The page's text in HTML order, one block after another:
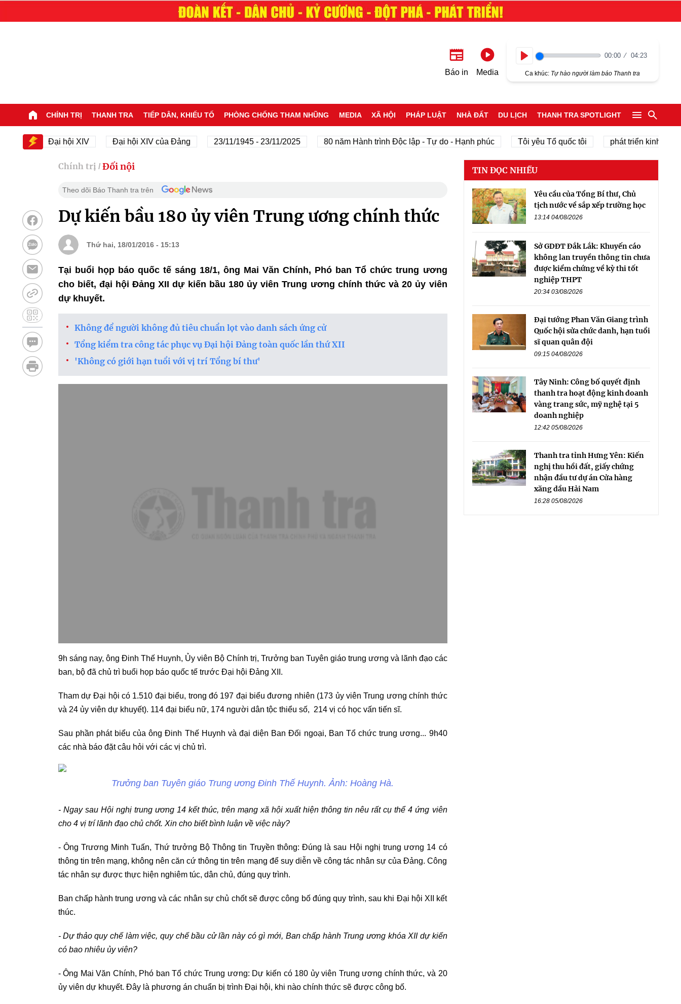
Báo in Media
00:00 04:23
Ca khúc: Tự hào người làm báo Thanh tra
CHÍNH TRỊ THANH TRA TIẾP DÂN, KHIẾU TỐ PHÒNG CHỐNG THAM NHŨNG MEDIA XÃ HỘI PHÁP LUẬT NHÀ ĐẤT DU LỊCH THANH TRA SPOTLIGHT
Đại hội XIV Đại hội XIV của Đảng 23/11/1945 - 23/11/2025 80 năm Hành trình Độc lập - Tự do - Hạnh phúc Tôi yêu Tổ quốc tôi phát triển kinh tế tư
Chính trị / Đối nội
Theo dõi Báo Thanh tra trên
Dự kiến bầu 180 ủy viên Trung ương chính thức
Thứ hai, 18/01/2016 - 15:13
Tại buổi họp báo quốc tế sáng 18/1, ông Mai Văn Chính, Phó ban Tổ chức trung ương
cho biết, đại hội Đảng XII dự kiến bầu 180 ủy viên Trung ương chính thức và 20 ủy viên
dự khuyết.
Không để người không đủ tiêu chuẩn lọt vào danh sách ứng cử
Tổng kiểm tra công tác phục vụ Đại hội Đảng toàn quốc lần thứ XII
'Không có giới hạn tuổi với vị trí Tổng bí thư'
9h sáng nay, ông Đinh Thế Huynh, Ủy viên Bộ Chính trị, Trưởng ban Tuyên giáo trung ương và lãnh đạo các
ban, bộ đã chủ trì buổi họp báo quốc tế trước Đại hội Đảng XII.
Tham dự Đại hội có 1.510 đại biểu, trong đó 197 đại biểu đương nhiên (173 ủy viên Trung ương chính thức
và 24 ủy viên dự khuyết). 114 đại biểu nữ, 174 người dân tộc thiểu số, 214 vị có học vấn tiến sĩ.
Sau phần phát biểu của ông Đinh Thế Huynh và đại diện Ban Đối ngoại, Ban Tổ chức trung ương... 9h40
các nhà báo đặt câu hỏi với các vị chủ trì.
Trưởng ban Tuyên giáo Trung ương Đinh Thế Huynh. Ảnh: Hoàng Hà.
- Ngay sau Hội nghị trung ương 14 kết thúc, trên mạng xã hội xuất hiện thông tin nêu rất cụ thể 4 ứng viên
cho 4 vị trí lãnh đạo chủ chốt. Xin cho biết bình luận về việc này?
- Ông Trương Minh Tuấn, Thứ trưởng Bộ Thông tin Truyền thông: Đúng là sau Hội nghị trung ương 14 có
thông tin trên mạng, không nên căn cứ thông tin trên mạng để suy diễn về công tác nhân sự của Đảng. Công
tác nhân sự được thực hiện nghiêm túc, dân chủ, đúng quy trình.
Ban chấp hành trung ương và các nhân sự chủ chốt sẽ được công bố đúng quy trình, sau khi Đại hội XII kết
thúc.
- Dự thảo quy chế làm việc, quy chế bầu cử lần này có gì mới, Ban chấp hành Trung ương khóa XII dự kiến
có bao nhiêu ủy viên?
- Ông Mai Văn Chính, Phó ban Tổ chức Trung ương: Dự kiến có 180 ủy viên Trung ương chính thức, và 20
ủy viên dự khuyết. Đây là phương án chuẩn bị trình Đại hội, khi nào chính thức sẽ được công bố.
TIN ĐỌC NHIỀU
Yêu cầu của Tổng Bí thư, Chủ
tịch nước về sắp xếp trường học
13:14 04/08/2026
Sở GDĐT Đắk Lắk: Khuyến cáo
không lan truyền thông tin chưa
được kiểm chứng về kỳ thi tốt
nghiệp THPT
20:34 03/08/2026
Đại tướng Phan Văn Giang trình
Quốc hội sửa chức danh, hạn tuổi
sĩ quan quân đội
09:15 04/08/2026
Tây Ninh: Công bố quyết định
thanh tra hoạt động kinh doanh
vàng trang sức, mỹ nghệ tại 5
doanh nghiệp
12:42 05/08/2026
Thanh tra tỉnh Hưng Yên: Kiến
nghị thu hồi đất, giấy chứng
nhận đầu tư dự án Cửa hàng
xăng dầu Hải Nam
16:28 05/08/2026